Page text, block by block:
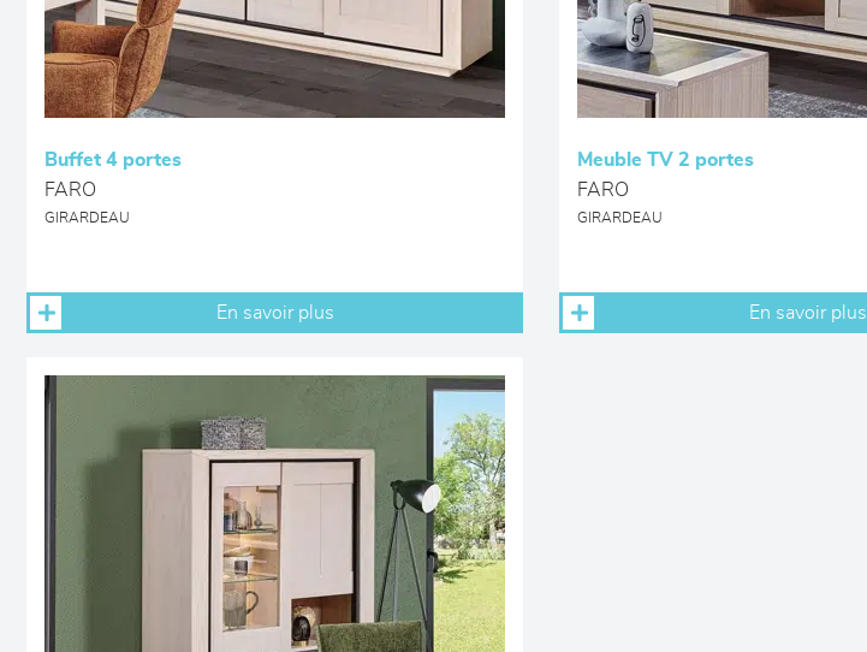
Buffet 4 portes
FARO
GIRARDEAU
En savoir plus
Meuble TV 2 portes
FARO
GIRARDEAU
En savoir plus